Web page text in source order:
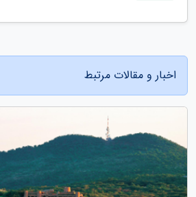
اخبار و مقالات مرتبط